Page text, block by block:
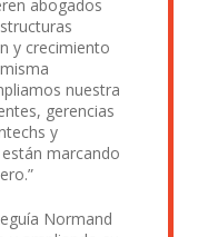
abogados
y crecimiento
nuestra
gerencias
y
marcando
Normand